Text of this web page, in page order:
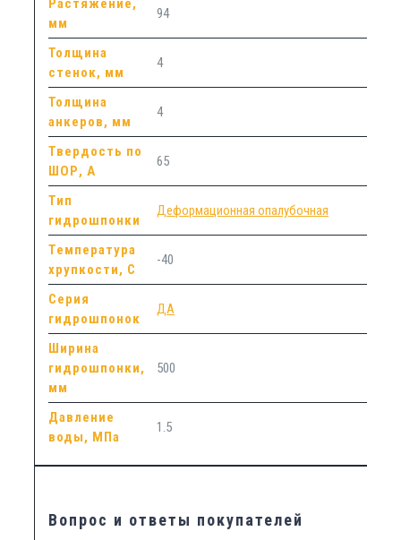
Растяжение,
мм
94
Толщина
стенок, мм
4
Толщина
анкеров, мм
4
Твердость по
ШОР, А
65
Тип
гидрошпонки
Деформационная опалубочная
Температура
хрупкости, С
-40
Серия
гидрошпонок
ДА
Ширина
гидрошпонки,
мм
500
Давление
воды, МПа
1.5
Вопрос и ответы покупателей